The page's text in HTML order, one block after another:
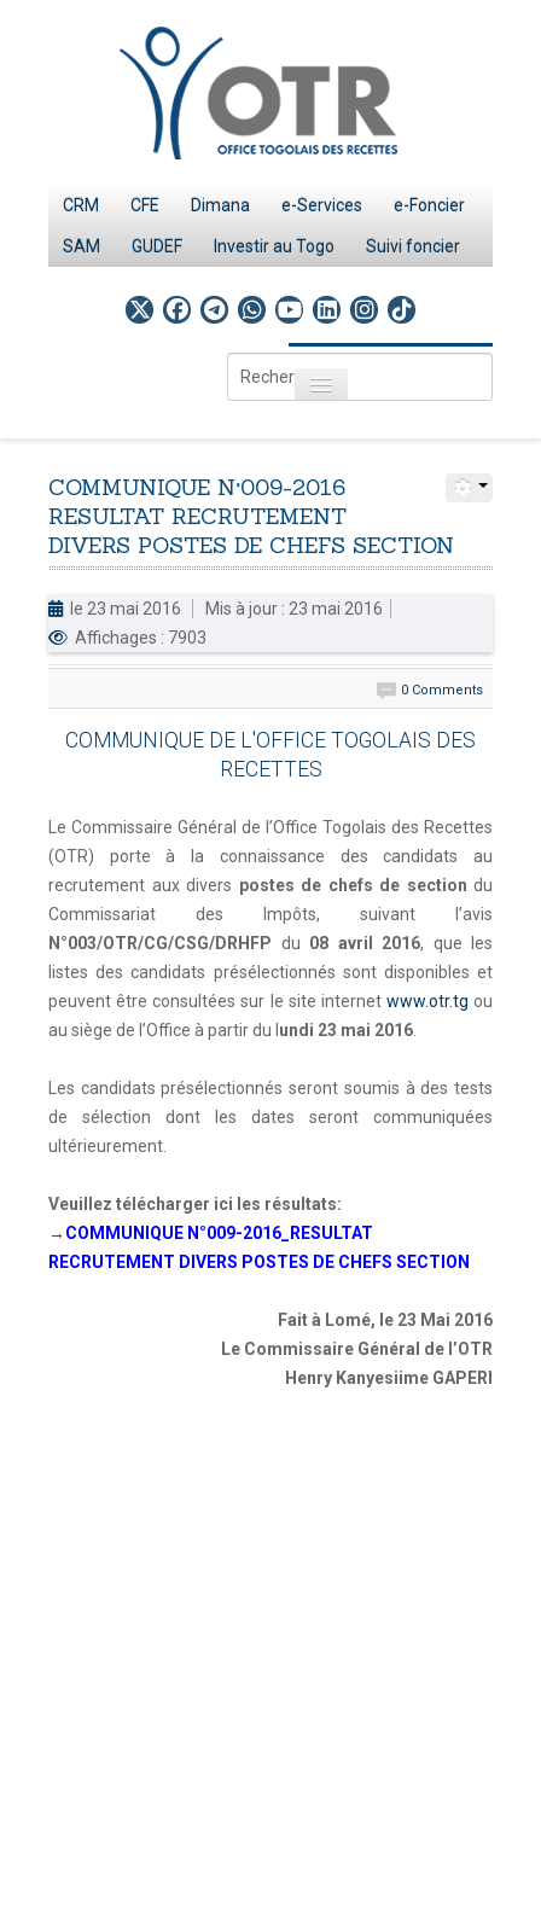
CRM CFE Dimana e-Services e-Foncier
SAM GUDEF Investir au Togo Suivi foncier
Rechercher
Toggle navigation
IMPÔTS
Le système fiscal
Douane Togolaise
Conserv. Foncière
ACTUALITES
DOCUMENTATION
CONTACT
Contactez OTR
COMMUNIQUE N°009-2016
RESULTAT RECRUTEMENT
DIVERS POSTES DE CHEFS SECTION
le 23 mai 2016
Mis à jour : 23 mai 2016
Affichages : 7903
0 Comments
COMMUNIQUE DE L'OFFICE TOGOLAIS DES
RECETTES
Le Commissaire Général de l’Office Togolais des Recettes
(OTR) porte à la connaissance des candidats au
recrutement aux divers postes de chefs de section du
Commissariat des Impôts, suivant l’avis
N°003/OTR/CG/CSG/DRHFP du 08 avril 2016, que les
listes des candidats présélectionnés sont disponibles et
peuvent être consultées sur le site internet www.otr.tg ou
au siège de l’Office à partir du l undi 23 mai 2016
Les candidats présélectionnés seront soumis à des tests
de sélection dont les dates seront communiquées
ultérieurement.
Veuillez télécharger ici les résultats:
→ COMMUNIQUE N°009-2016_RESULTAT
RECRUTEMENT DIVERS POSTES DE CHEFS SECTION
Fait à Lomé, le 23 Mai 2016
Le Commissaire Général de l’OTR
Henry Kanyesiime GAPERI